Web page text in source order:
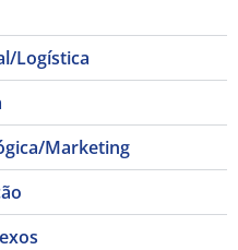
Logística
Marketing